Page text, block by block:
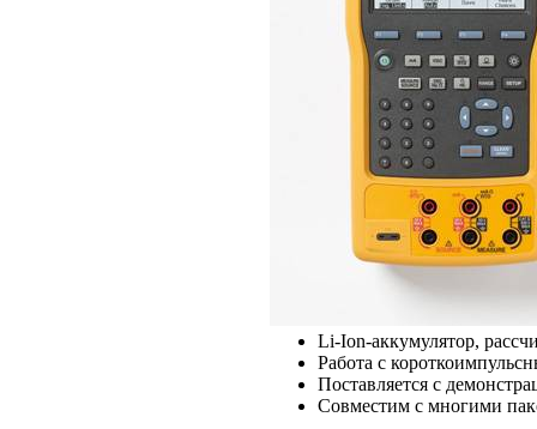
Li-Ion-аккумулятор,
Работа с
Поставляется с
Совместим с многими